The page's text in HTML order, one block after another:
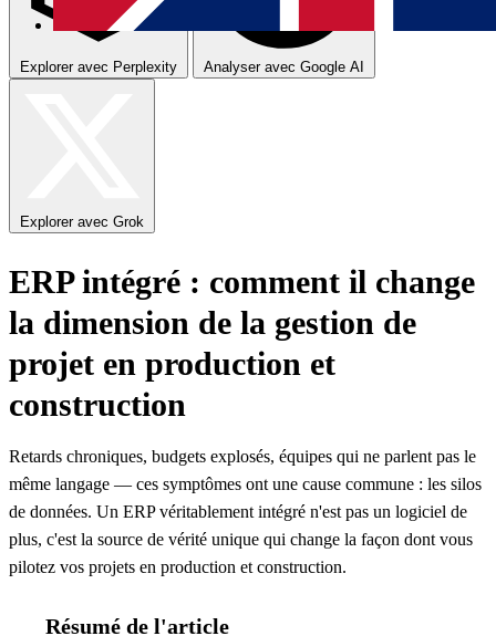
Explorer avec Perplexity Analyser avec Google AI
Explorer avec Grok
ERP intégré : comment il change
la dimension de la gestion de
projet en production et
construction
Retards chroniques, budgets explosés, équipes qui ne parlent pas le
même langage — ces symptômes ont une cause commune : les silos
de données. Un ERP véritablement intégré n'est pas un logiciel de
plus, c'est la source de vérité unique qui change la façon dont vous
pilotez vos projets en production et construction.
Résumé de l'article